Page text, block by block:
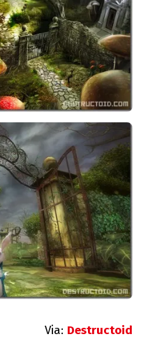
Via: Destructoid